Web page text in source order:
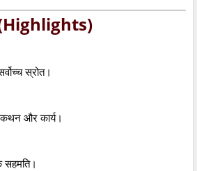
(Highlights)
स्रोत।
और कार्य।
सहमति।